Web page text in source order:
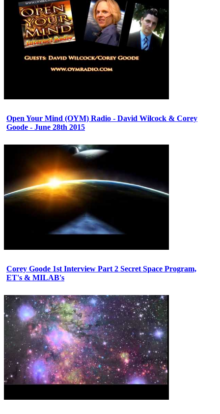
Open Your Mind (OYM) Radio - David Wilcock & Corey
Goode - June 28th 2015
Corey Goode 1st Interview Part 2 Secret Space Program,
ET's & MILAB's